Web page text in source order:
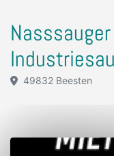
49832 Beesten